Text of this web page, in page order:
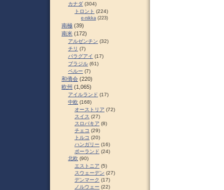
カナダ (304)
トロント (224)
e-nikka (223)
南極 (39)
南米 (172)
アルゼンチン (32)
チリ (7)
パラグアイ (17)
ブラジル (61)
ペルー (7)
和僑会 (220)
欧州 (1,065)
アイルランド (17)
中欧 (168)
オーストリア (72)
スイス (27)
スロパキア (8)
チェコ (29)
トルコ (20)
ハンガリー (16)
ポーランド (24)
北欧 (90)
エストニア (5)
スウェーデン (27)
デンマーク (17)
ノルウェー (22)